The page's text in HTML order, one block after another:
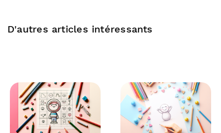
D'autres articles intéressants